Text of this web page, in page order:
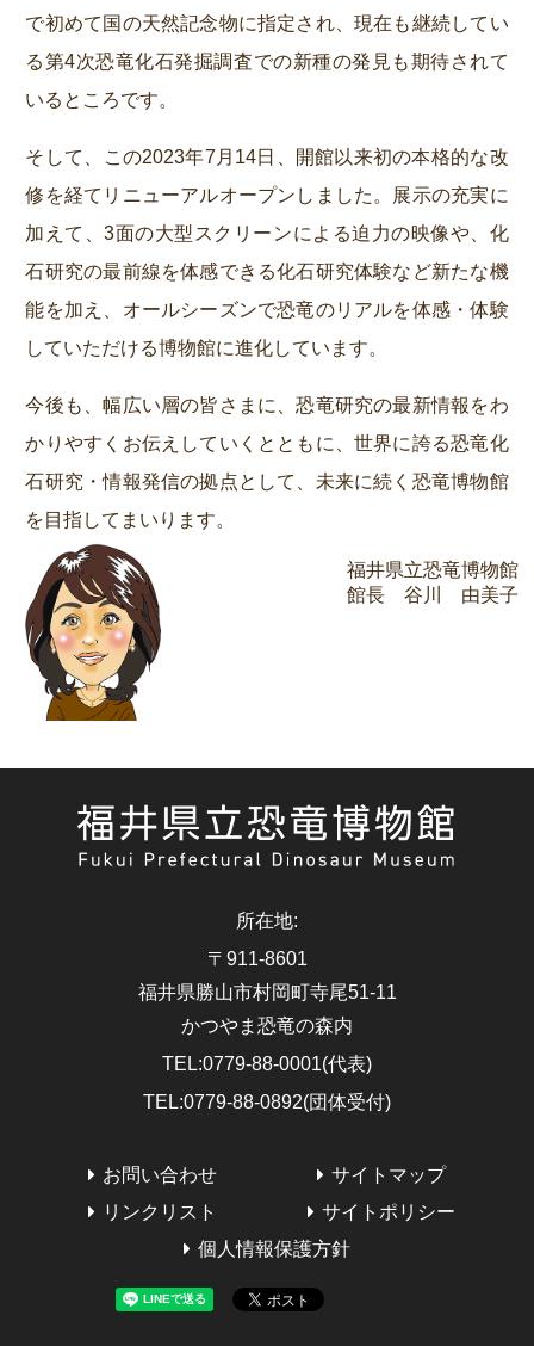
で初めて国の天然記念物に指定され、現在も継続してい
る第4次恐竜化石発掘調査での新種の発見も期待されて
いるところです。
そして、この2023年7月14日、開館以来初の本格的な改
修を経てリニューアルオープンしました。展示の充実に
加えて、3面の大型スクリーンによる迫力の映像や、化
石研究の最前線を体感できる化石研究体験など新たな機
能を加え、オールシーズンで恐竜のリアルを体感・体験
していただける博物館に進化しています。
今後も、幅広い層の皆さまに、恐竜研究の最新情報をわ
かりやすくお伝えしていくとともに、世界に誇る恐竜化
石研究・情報発信の拠点として、未来に続く恐竜博物館
を目指してまいります。
福井県立恐竜博物館
館長 谷川 由美子
所在地:
〒911-8601
福井県勝山市村岡町寺尾51-11
かつやま恐竜の森内
TEL:0779-88-0001(代表)
TEL:0779-88-0892(団体受付)
お問い合わせ
サイトマップ
リンクリスト
サイトポリシー
個人情報保護方針